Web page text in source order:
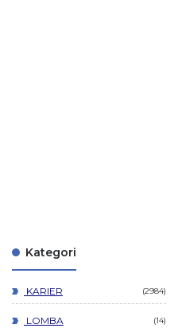
Kategori
KARIER 2984
LOMBA 14